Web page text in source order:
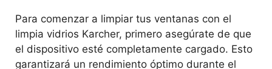
Para comenzar a limpiar tus ventanas con el
limpia vidrios Karcher, primero asegúrate de que
el dispositivo esté completamente cargado. Esto
garantizará un rendimiento óptimo durante el